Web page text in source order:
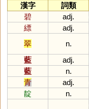
漢字
詞類
碧
adj.
縹
adj.
翠
n.
藍
adj.
藍
n.
青
adj.
靛
n.